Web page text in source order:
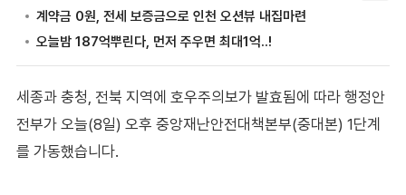
세종과 충청, 전북 지역에 호우주의보가 발효됨에 따라 행정안
전부가 오늘(8일) 오후 중앙재난안전대책본부(중대본) 1단계
를 가동했습니다.